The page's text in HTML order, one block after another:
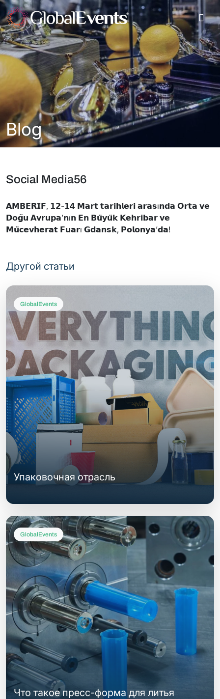
Blog
Social Media56
𝗔𝗠𝗕𝗘𝗥𝗜𝗙, 𝟭𝟮-𝟭𝟰 𝗠𝗮𝗿𝘁 𝘁𝗮𝗿𝗶𝗵𝗹𝗲𝗿𝗶 𝗮𝗿𝗮𝘀ı𝗻𝗱𝗮 𝗢𝗿𝘁𝗮 𝘃𝗲
𝗗𝗼𝗴̆𝘂 𝗔𝘃𝗿𝘂𝗽𝗮’𝗻ı𝗻 𝗘𝗻 𝗕𝘂̈𝘆𝘂̈𝗸 𝗞𝗲𝗵𝗿𝗶𝗯𝗮𝗿 𝘃𝗲
𝗠𝘂̈𝗰𝗲𝘃𝗵𝗲𝗿𝗮𝘁 𝗙𝘂𝗮𝗿ı 𝗚𝗱𝗮𝗻𝘀𝗸, 𝗣𝗼𝗹𝗼𝗻𝘆𝗮’𝗱𝗮!
Другой статьи
GlobalEvents
Упаковочная отрасль
GlobalEvents
Что такое пресс-форма для литья